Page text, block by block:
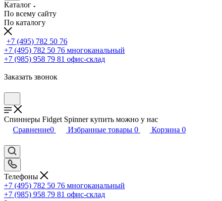
Каталог
По всему сайту
По каталогу
+7 (495) 782 50 76
+7 (495) 782 50 76 многоканальный
+7 (985) 958 79 81 офис-склад
Заказать звонок
Спиннеры Fidget Spinner купить можно у нас
Сравнение0 Избранные товары 0 Корзина 0
Телефоны
+7 (495) 782 50 76 многоканальный
+7 (985) 958 79 81 офис-склад